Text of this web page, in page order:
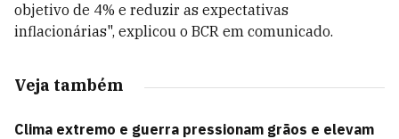
objetivo de 4% e reduzir as expectativas
inflacionárias", explicou o BCR em comunicado.
Veja também
Clima extremo e guerra pressionam grãos e elevam